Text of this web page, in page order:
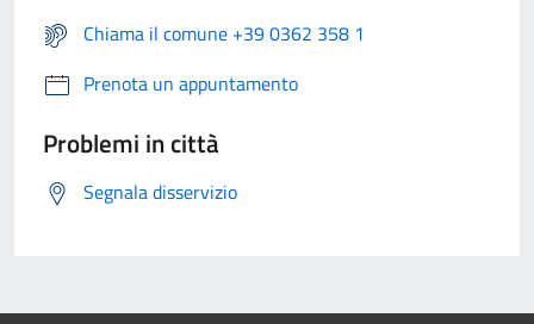
Chiama il comune +39 0362 358 1
Prenota un appuntamento
Problemi in città
Segnala disservizio